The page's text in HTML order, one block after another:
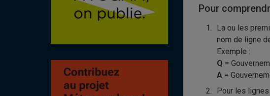
Pour
La ou les
nom de ligne
Exemple :
Q =
A =
Pour les